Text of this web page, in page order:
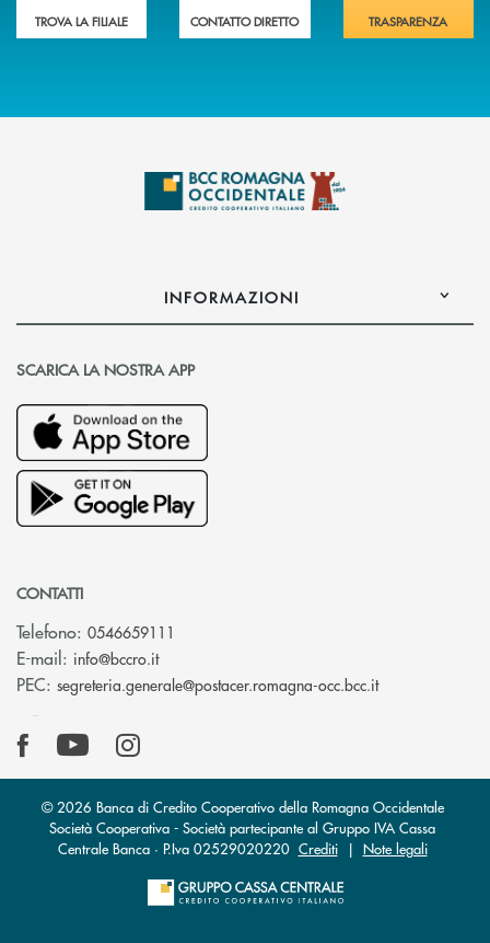
TROVA LA FILIALE CONTATTO DIRETTO TRASPARENZA
INFORMAZIONI
SCARICA LA NOSTRA APP
CONTATTI
Telefono: 0546659111
E-mail: info@bccro.it(si apre l’app di posta elettronica)
PEC: segreteria.generale@postacer.romagna-occ.bcc.it(si apre l’app
© 2026 Banca di Credito Cooperativo della Romagna Occidentale
Società Cooperativa - Società partecipante al Gruppo IVA Cassa
Centrale Banca · P.Iva 02529020220 Crediti| Note legali